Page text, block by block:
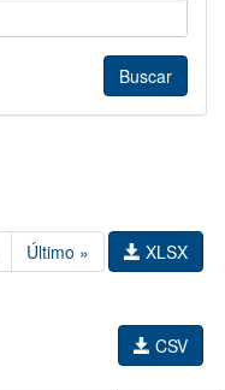
Último » XLSX
CSV